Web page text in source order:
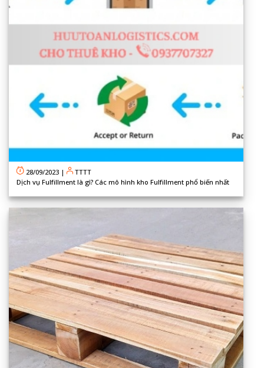
28/09/2023 |
TTTT
Dịch vụ Fulfillment là gì? Các mô hình kho Fulfillment phổ biến nhất